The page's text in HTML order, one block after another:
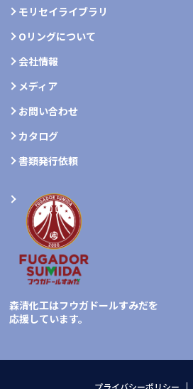
モリセイライブラリ
Oリングについて
会社情報
メディア
お問い合わせ
カタログ
書類発行依頼
森清化工はフウガドールすみだを
応援しています。
プライバシーポリシー